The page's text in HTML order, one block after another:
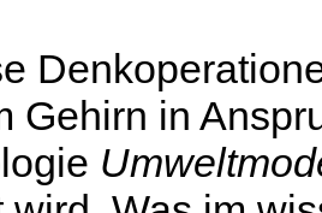
Gehirn in